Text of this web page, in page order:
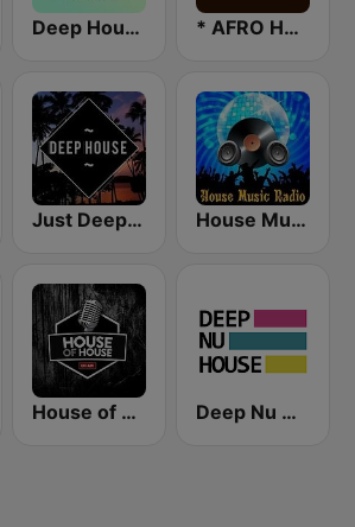
Deep House Radio * AFRO HOUSE
Just Deep House House Music Radio
House of House Deep Nu House Radio by SO&SO